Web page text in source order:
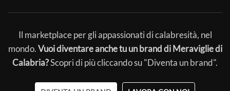
Il marketplace per gli appassionati di calabresità, nel
mondo.Vuoi diventare anche tu un brand di Meraviglie di
Calabria?Scopri di più cliccando su "Diventa un brand".